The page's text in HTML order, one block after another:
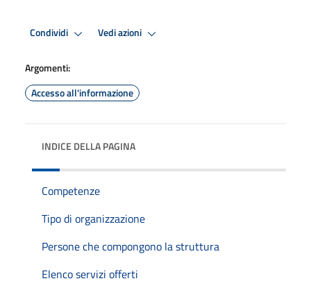
Condividi Vedi azioni
Argomenti:
Accesso all'informazione
INDICE DELLA PAGINA
Competenze
Tipo di organizzazione
Persone che compongono la struttura
Elenco servizi offerti